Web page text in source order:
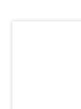
مع سائق
داخل
وتبحث عن